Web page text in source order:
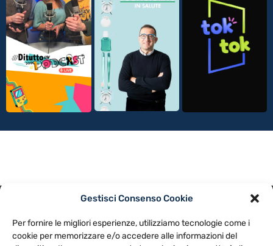
Gestisci Consenso Cookie
Per fornire le migliori esperienze, utilizziamo tecnologie come i
cookie per memorizzare e/o accedere alle informazioni del
NOTE LEGALI
CONTATTACI PREFERENZE